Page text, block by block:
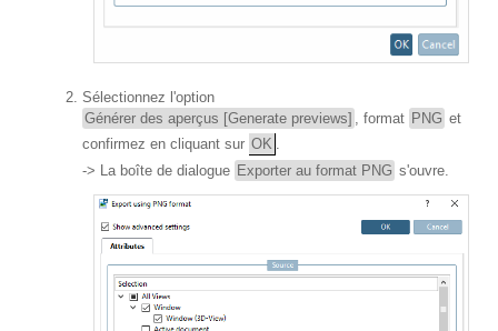
Sélectionnez l'option
Générer des aperçus [Generate previews]
, format PNG et
confirmez en cliquant sur OK
-> La boîte de dialogue Exporter au format PNG s'ouvre.